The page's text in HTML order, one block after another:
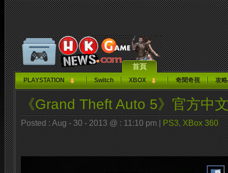
首頁
PLAYSTATION Switch XBOX 奇聞奇視 攻
《Grand Theft Auto 5》官方中
Posted : Aug - 30 - 2013 @ : 11:10 pm | PS3, XBox 360